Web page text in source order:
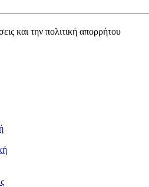
και την πολιτική απορρήτου